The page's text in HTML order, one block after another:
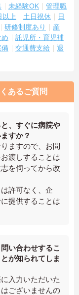
未経験OK
管理職
以上 土日祝休
日
研修制度あり
産
託児所・育児補
備 交通費支給
退
あるご質問
、すぐに病院や
すか？
ますので、お問
渡しすることは
を伺ってから改
許可なく、企
提供することは
い合わせするこ
が知られてしま
入力いただいた
ございませんの